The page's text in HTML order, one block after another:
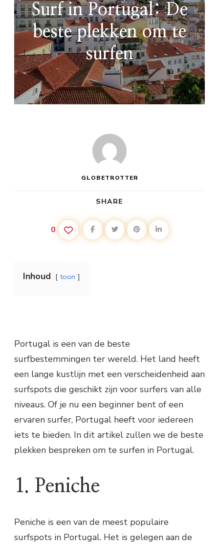
Surf in Portugal: De
beste plekken om te
surfen
GLOBETROTTER
SHARE
0
Inhoud toon
Portugal is een van de beste
surfbestemmingen ter wereld. Het land heeft
een lange kustlijn met een verscheidenheid aan
surfspots die geschikt zijn voor surfers van alle
niveaus. Of je nu een beginner bent of een
ervaren surfer, Portugal heeft voor iedereen
iets te bieden. In dit artikel zullen we de beste
plekken bespreken om te surfen in Portugal.
1. Peniche
Peniche is een van de meest populaire
surfspots in Portugal. Het is gelegen aan de